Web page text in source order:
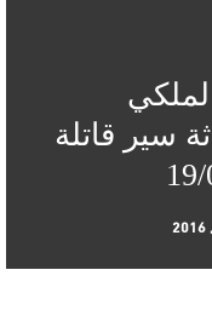
سير قاتلة